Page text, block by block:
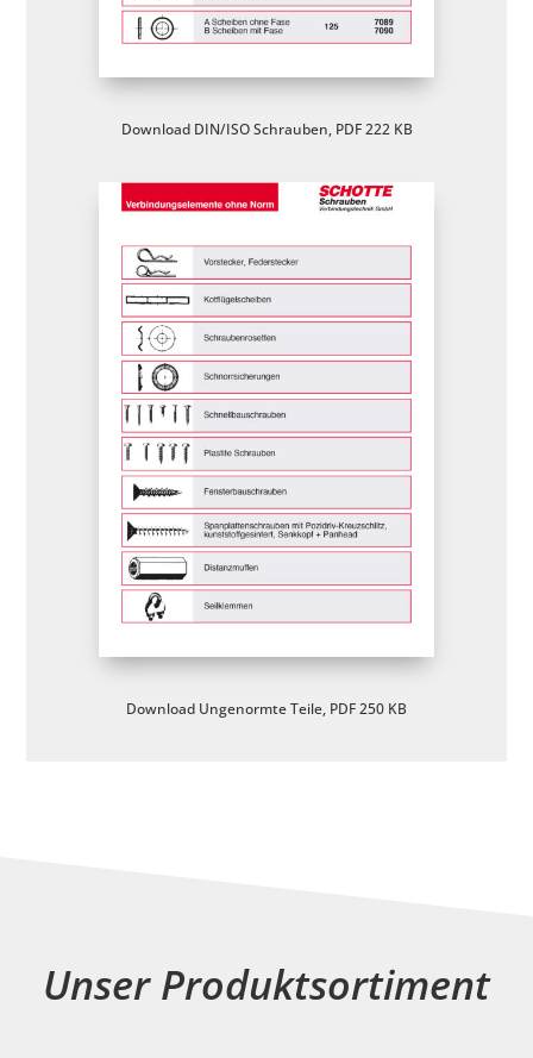
Download DIN/ISO Schrauben, PDF 222 KB
Download Ungenormte Teile, PDF 250 KB
Unser Produktsortiment